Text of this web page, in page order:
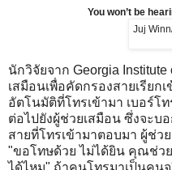
You won’t be
Juj
นักวิจัยจาก Georgia
เสมือนเพื่อคัดกรองสายเรียก
อัตโนมัติที่โทรเข้ามา เบอร์โ
ต่อไปยังผู้ช่วยเสมือน ซึ่งจะบ
สายที่โทรเข้ามาตอบมา ผู้ช่ว
"ขอโทษด้วย ไม่ได้ยิน คุณช่
ได้ไหม" ถ้าคนโทรมาเป็นคน